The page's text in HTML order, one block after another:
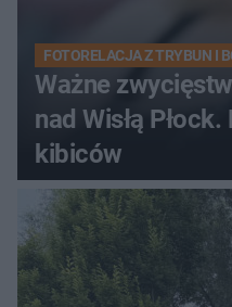
FOTORELACJA Z TRYBUN I
Ważne
nad Wisłą
kibiców